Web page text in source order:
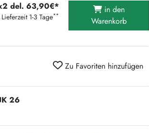
375 Aktion Vinyl Q3 2026
Clouds Hill & Broken Silence-Sommer-Aktion
Epitaph Vinyl Günstiger
Unter Schafen-Vinyl günstig
del. 63,90€*
1-3 Tage**
in den
Warenkorb
Zu Favoriten hinzufügen
26